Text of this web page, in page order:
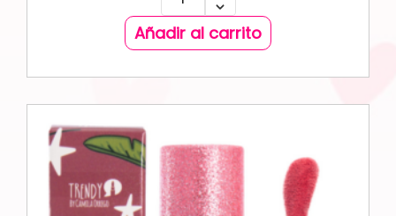
Añadir al carrito